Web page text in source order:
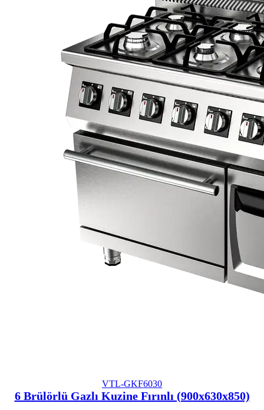
VTL-GKF6030
6 Brülörlü Gazlı Kuzine Fırınlı (900x630x850)